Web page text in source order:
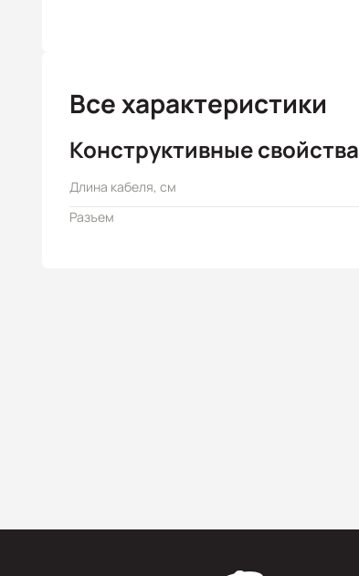
Все характеристики
Конструктивные свойства
Длина кабеля, см
Разъем